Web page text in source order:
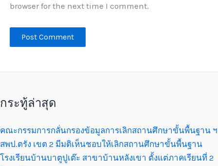
browser for the next time I comment.
กระทู้ล่าสุด
คณะกรรมการกลั่นกรองข้อมูลการเลิกสถานศึกษาขั้นพื้นฐาน ฯ
สพป.ตรัง เขต 2 มีมติเห็นชอบให้เลิกสถานศึกษาขั้นพื้นฐาน
โรงเรียนบ้านบาตูปูเต๊ะ สาขาบ้านหลังเขา ตั้งแต่ภาคเรียนที่ 2